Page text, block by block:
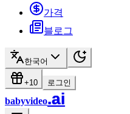
가격
블로그
한국어
+10 로그인
babyvideo.ai